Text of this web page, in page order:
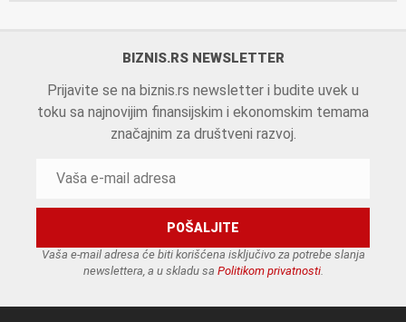
BIZNIS.RS NEWSLETTER
Prijavite se na biznis.rs newsletter i budite uvek u
toku sa najnovijim finansijskim i ekonomskim temama
značajnim za društveni razvoj.
Vaša e-mail adresa će biti korišćena isključivo za potrebe slanja
newslettera, a u skladu sa Politikom privatnosti.